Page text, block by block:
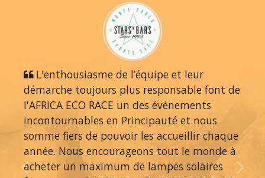
L'enthousiasme de l’équipe et leur
démarche toujours plus responsable font de
l'AFRICA ECO RACE un des événements
incontournables en Principauté et nous
somme fiers de pouvoir les accueillir chaque
année. Nous encourageons tout le monde à
acheter un maximum de lampes solaires
Previous Next